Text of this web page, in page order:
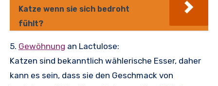
Katze wenn sie sich bedroht
fühlt?
5. Gewöhnung an Lactulose:
Katzen sind bekanntlich wählerische Esser, daher
kann es sein, dass sie den Geschmack von